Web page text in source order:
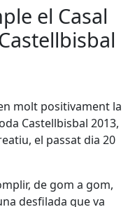
el Casal
molt positivament la
Castellbisbal 2013,
el passat dia 20
de gom a gom,
desfilada que va